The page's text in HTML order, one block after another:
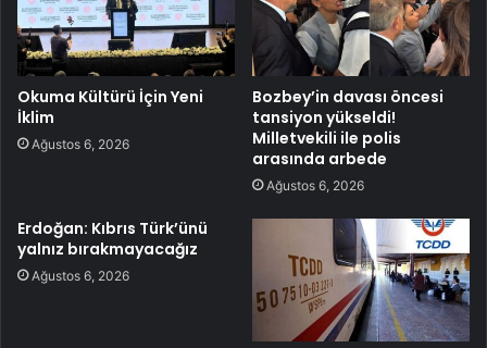
Okuma Kültürü İçin Yeni
İklim
Ağustos 6, 2026
Bozbey’in davası öncesi
tansiyon yükseldi!
Milletvekili ile polis
arasında arbede
Ağustos 6, 2026
Erdoğan: Kıbrıs Türk’ünü
yalnız bırakmayacağız
Ağustos 6, 2026